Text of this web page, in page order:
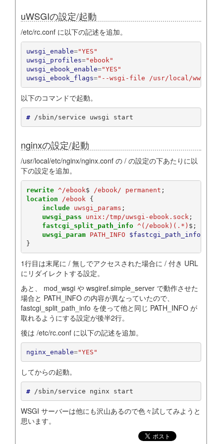
uWSGIの設定/起動
/etc/rc.conf に以下の記述を追加。
uwsgi_enable="YES"
uwsgi_profiles="ebook"
uwsgi_ebook_enable="YES"
uwsgi_ebook_flags="--wsgi-file /usr/local/www/
以下のコマンドで起動。
# /sbin/service uwsgi
nginxの設定/起動
/usr/local/etc/nginx/nginx.conf の / の設定の下あたりに以
下の設定を追加。
rewrite ^/ebook$ /ebook/ permanent ;
location
/ebook
{
include
uwsgi_params ;
uwsgi_pass
unix:/tmp/uwsgi-ebook.sock ;
fastcgi_split_path_info ^(/ebook)(.*) $ ;
uwsgi_param
PATH_INFO $fastcgi_path_info
}
1行目は末尾に / 無しでアクセスされた場合に / 付き URL
にリダイレクトする設定。
あと、 mod_wsgi や wsgiref.simple_server で動作させた
場合と PATH_INFO の内容が異なっていたので、
fastcgi_split_path_info を使って他と同じ PATH_INFO が
取れるようにする設定が後半2行。
後は /etc/rc.conf に以下の記述を追加。
nginx_enable="YES"
してからの起動。
# /sbin/service nginx
WSGI サーバーは他にも沢山あるので色々試してみようと
思います。